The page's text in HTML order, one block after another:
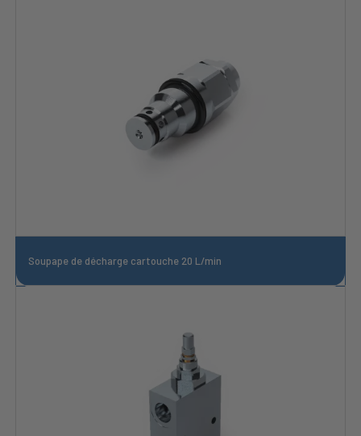
Soupape de décharge cartouche 20 L/min